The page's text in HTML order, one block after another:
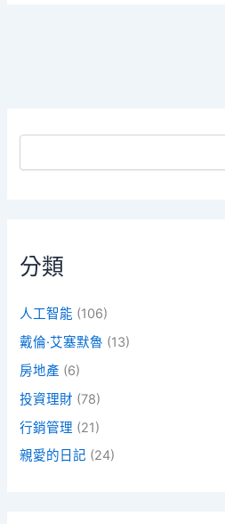
搜尋
分類
人工智能 (106)
戴倫·艾塞默魯 (13)
房地產 (6)
投資理財 (78)
行銷管理 (21)
親愛的日記 (24)